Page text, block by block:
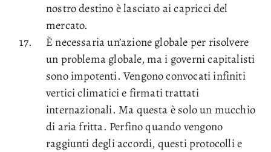
nostro destino è lasciato ai capricci del
mercato.
È necessaria un’azione globale per risolvere
un problema globale, ma i governi capitalisti
sono impotenti. Vengono convocati infiniti
vertici climatici e firmati trattati
internazionali. Ma questa è solo un mucchio
di aria fritta. Perfino quando vengono
raggiunti degli accordi, questi protocolli e